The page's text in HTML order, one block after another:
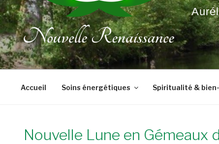
Accueil Soins énergétiques Spiritualité &
Nouvelle Lune en Gémeaux